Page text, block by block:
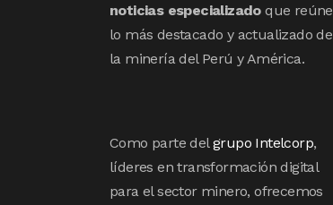
noticias especializadoque reúne
lo más destacado y actualizado de
la minería del Perú y América.
Como parte delgrupo Intelcorp,
líderes en transformación digital
para el sector minero, ofrecemos